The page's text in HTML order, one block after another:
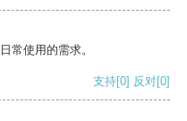
常使用的需求。
支持[0] 反对[0]